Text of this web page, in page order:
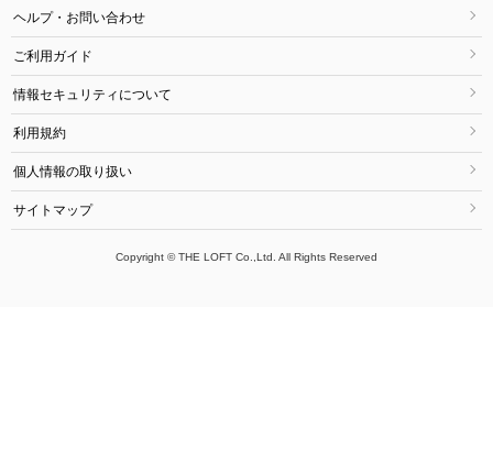
ヘルプ・お問い合わせ
ご利用ガイド
情報セキュリティについて
利用規約
個人情報の取り扱い
サイトマップ
Copyright © THE LOFT Co.,Ltd. All Rights Reserved